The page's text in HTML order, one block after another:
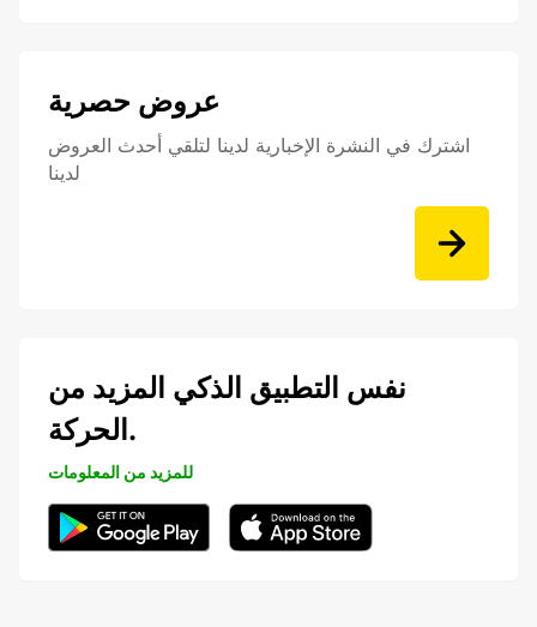
عروض حصرية
اشترك في النشرة الإخبارية لدينا لتلقي أحدث العروض
لدينا
نفس التطبيق الذكي المزيد من
الحركة.
للمزيد من المعلومات